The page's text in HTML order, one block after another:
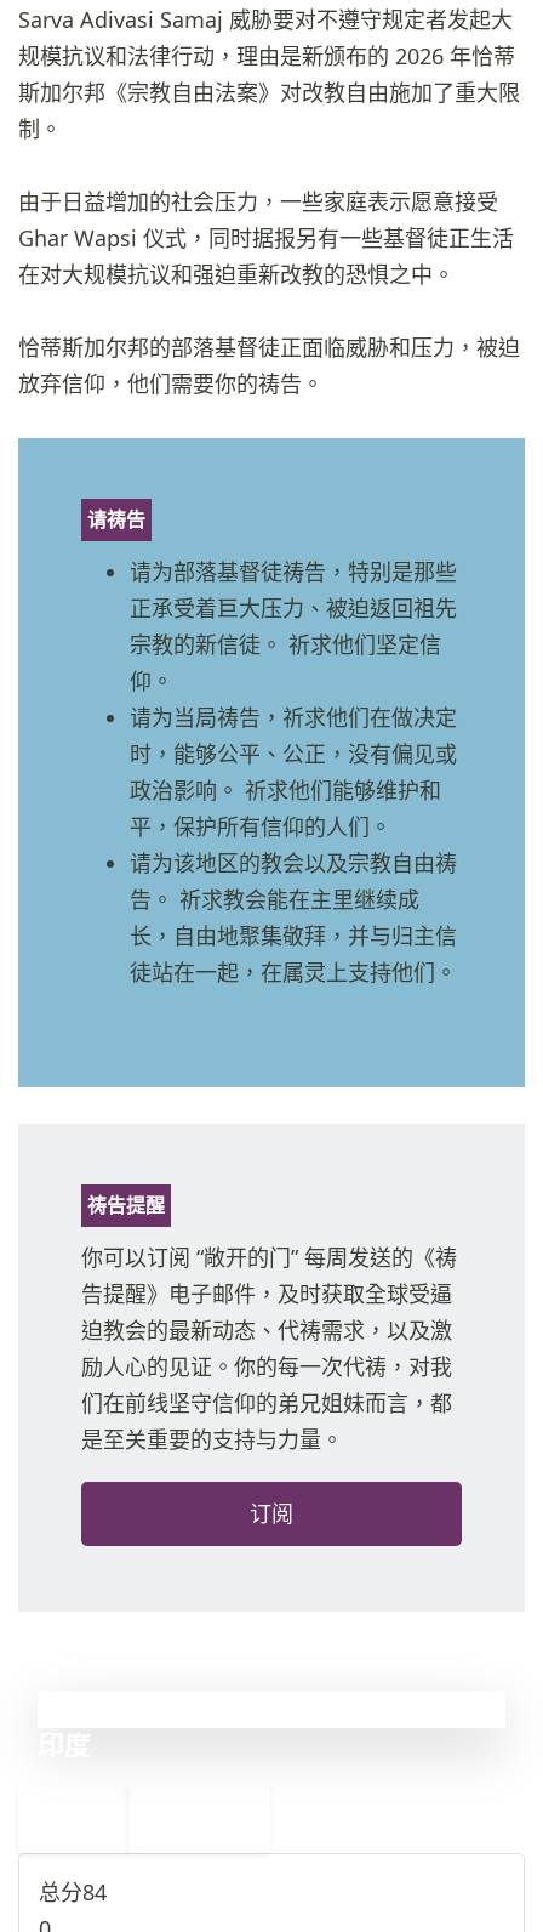
Sarva Adivasi Samaj 威胁要对不遵守规定者发起大
规模抗议和法律行动，理由是新颁布的 2026 年恰蒂
斯加尔邦《宗教自由法案》对改教自由施加了重大限
制。
由于日益增加的社会压力，一些家庭表示愿意接受
Ghar Wapsi 仪式，同时据报另有一些基督徒正生活
在对大规模抗议和强迫重新改教的恐惧之中。
恰蒂斯加尔邦的部落基督徒正面临威胁和压力，被迫
放弃信仰，他们需要你的祷告。
请祷告
请为部落基督徒祷告，特别是那些
正承受着巨大压力、被迫返回祖先
宗教的新信徒。 祈求他们坚定信
仰。
请为当局祷告，祈求他们在做决定
时，能够公平、公正，没有偏见或
政治影响。 祈求他们能够维护和
平，保护所有信仰的人们。
请为该地区的教会以及宗教自由祷
告。 祈求教会能在主里继续成
长，自由地聚集敬拜，并与归主信
徒站在一起，在属灵上支持他们。
祷告提醒
你可以订阅 “敞开的门” 每周发送的《祷
告提醒》电子邮件，及时获取全球受逼
迫教会的最新动态、代祷需求，以及激
励人心的见证。你的每一次代祷，对我
们在前线坚守信仰的弟兄姐妹而言，都
是至关重要的支持与力量。
订阅
总分84